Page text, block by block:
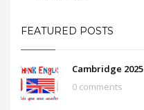
FEATURED POSTS
Cambridge 2025
0 comments